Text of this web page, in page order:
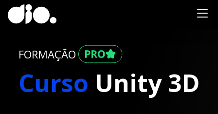
FORMAÇÃO
Curso Unity 3D